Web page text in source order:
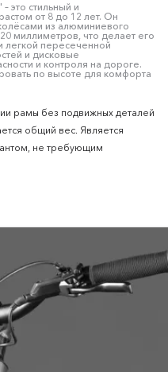
это стильный и
от 8 до 12 лет. Он
из алюминиевого
миллиметров, что делает его
легкой пересеченной
и дисковые
и контроля на дороге.
по высоте для комфорта
рамы без подвижных деталей
общий вес. Является
не требующим